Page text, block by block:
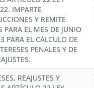
IMPARTE
Y REMITE
PARA EL MES DE JUNIO
PARA EL CÁLCULO DE
PENALES Y DE
REAJUSTES Y